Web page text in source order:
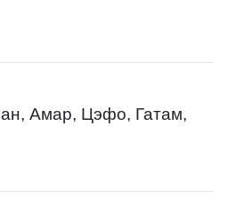
Амар, Цэфо, Гатам,